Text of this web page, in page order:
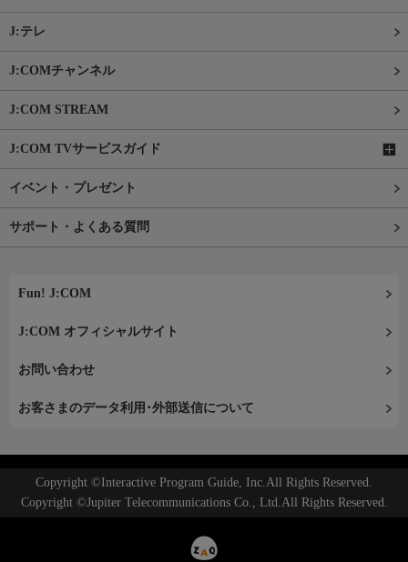
J:テレ
J:COMチャンネル
J:COM STREAM
J:COM TVサービスガイド
イベント・プレゼント
サポート・よくある質問
Fun! J:COM
J:COM オフィシャルサイト
お問い合わせ
お客さまのデータ利用･外部送信について
Copyright ©Interactive Program Guide, Inc.All Rights Reserved.
Copyright ©Jupiter Telecommunications Co., Ltd.All Rights Reserved.